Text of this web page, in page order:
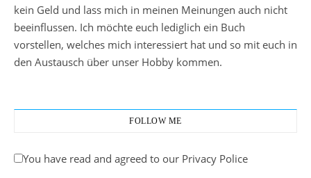
kein Geld und lass mich in meinen Meinungen auch nicht
beeinflussen. Ich möchte euch lediglich ein Buch
vorstellen, welches mich interessiert hat und so mit euch in
den Austausch über unser Hobby kommen.
FOLLOW ME
You have read and agreed to our Privacy Police